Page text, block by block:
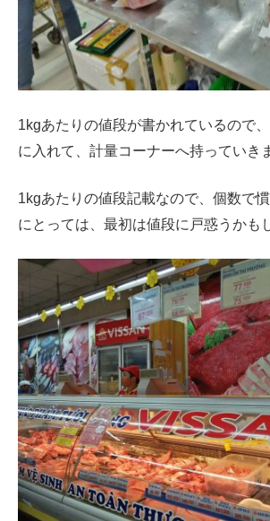
1kgあたりの値段が書かれているので
に入れて、計量コーナーへ持っていき
1kgあたりの値段記載なので、個数で
にとっては、最初は値段に戸惑うかも